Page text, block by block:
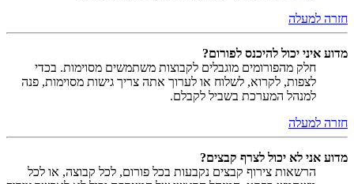
חזרה למעלה
מדוע איני יכול להיכנס לפורום?
חלק מהפורומים מוגבלים לקבוצות משתמשים מסוימות. בכדי
לצפות, לקרוא, לשלוח או לערוך אתה צריך גישות מסוימות, פנה
למנהל המערכת בשביל לקבלם.
חזרה למעלה
מדוע אני לא יכול לצרף קבצים?
הרשאות צירוף קבצים נקבעות בכל פורום, לכל קבוצה, או לכל